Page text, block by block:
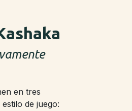
en tres
de juego: